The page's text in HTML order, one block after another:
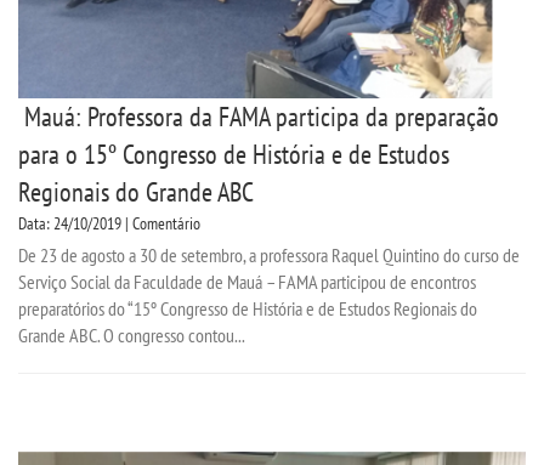
NOTÍCIAS
LOGIN
WEBMAIL
PORTAL DE ALUNOS
Mauá: Professora da FAMA participa da preparação
para o 15º Congresso de História e de Estudos
Regionais do Grande ABC
Data: 24/10/2019 | Comentário
De 23 de agosto a 30 de setembro, a professora Raquel Quintino do curso de
Serviço Social da Faculdade de Mauá – FAMA participou de encontros
preparatórios do “15º Congresso de História e de Estudos Regionais do
Grande ABC. O congresso contou...